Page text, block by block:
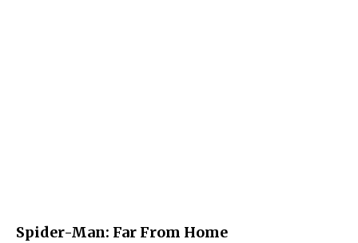
Spider-Man: Far From Home